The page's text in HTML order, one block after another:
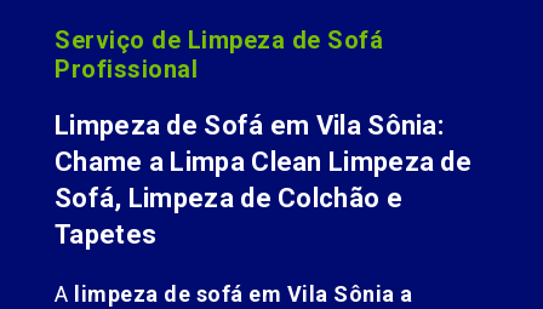
Serviço de Limpeza de Sofá
Profissional
Limpeza de Sofá em Vila Sônia:
Chame a Limpa Clean Limpeza de
Sofá, Limpeza de Colchão e
Tapetes
A limpeza de sofá em Vila Sônia a